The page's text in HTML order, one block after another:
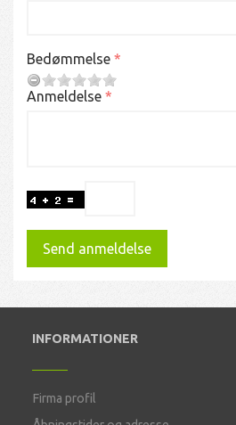
Bedømmelse
Anmeldelse
Send anmeldelse
INFORMATIONER
Firma profil